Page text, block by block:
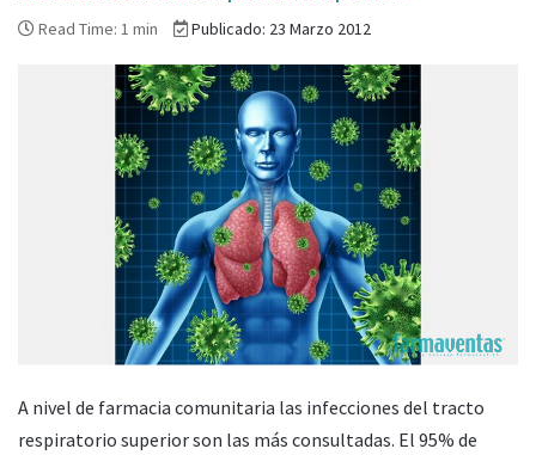
Read Time: 1 min Publicado: 23 Marzo 2012
A nivel de farmacia comunitaria las infecciones del tracto
respiratorio superior son las más consultadas. El 95% de